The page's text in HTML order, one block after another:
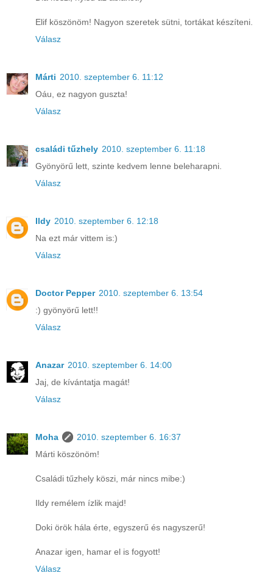
Elif köszönöm! Nagyon szeretek sütni, tortákat készíteni.
Válasz
Márti 2010. szeptember 6. 11:12
Oáu, ez nagyon guszta!
Válasz
családi tűzhely 2010. szeptember 6. 11:18
Gyönyörű lett, szinte kedvem lenne beleharapni.
Válasz
Ildy 2010. szeptember 6. 12:18
Na ezt már vittem is:)
Válasz
Doctor Pepper 2010. szeptember 6. 13:54
:) gyönyörű lett!!
Válasz
Anazar 2010. szeptember 6. 14:00
Jaj, de kívántatja magát!
Válasz
Moha
2010. szeptember 6. 16:37
Márti köszönöm!
Családi tűzhely köszi, már nincs mibe:)
Ildy remélem ízlik majd!
Doki örök hála érte, egyszerű és nagyszerű!
Anazar igen, hamar el is fogyott!
Válasz